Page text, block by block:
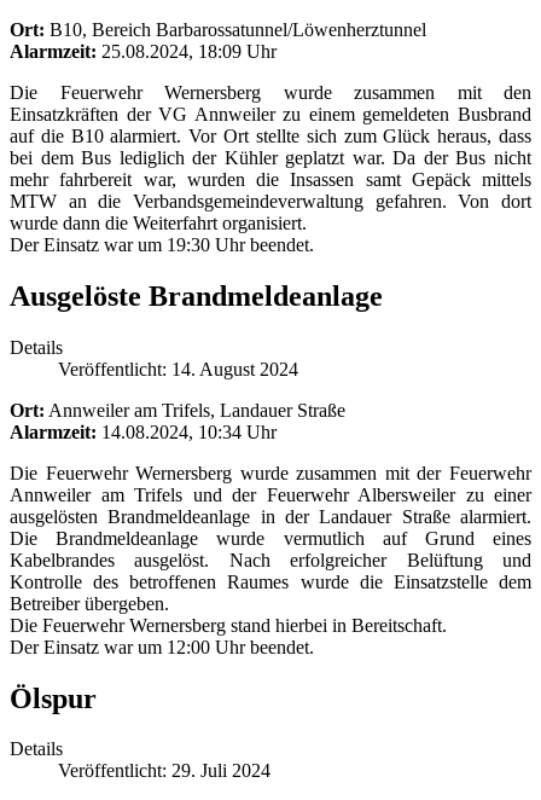
Ort: B10, Bereich Barbarossatunnel/Löwenherztunnel
Alarmzeit: 25.08.2024, 18:09 Uhr
Die Feuerwehr Wernersberg wurde zusammen mit den
Einsatzkräften der VG Annweiler zu einem gemeldeten Busbrand
auf die B10 alarmiert. Vor Ort stellte sich zum Glück heraus, dass
bei dem Bus lediglich der Kühler geplatzt war. Da der Bus nicht
mehr fahrbereit war, wurden die Insassen samt Gepäck mittels
MTW an die Verbandsgemeindeverwaltung gefahren. Von dort
wurde dann die Weiterfahrt organisiert.
Der Einsatz war um 19:30 Uhr beendet.
Ausgelöste Brandmeldeanlage
Details
Veröffentlicht: 14. August 2024
Ort: Annweiler am Trifels, Landauer Straße
Alarmzeit: 14.08.2024, 10:34 Uhr
Die Feuerwehr Wernersberg wurde zusammen mit der Feuerwehr
Annweiler am Trifels und der Feuerwehr Albersweiler zu einer
ausgelösten Brandmeldeanlage in der Landauer Straße alarmiert.
Die Brandmeldeanlage wurde vermutlich auf Grund eines
Kabelbrandes ausgelöst. Nach erfolgreicher Belüftung und
Kontrolle des betroffenen Raumes wurde die Einsatzstelle dem
Betreiber übergeben.
Die Feuerwehr Wernersberg stand hierbei in Bereitschaft.
Der Einsatz war um 12:00 Uhr beendet.
Ölspur
Details
Veröffentlicht: 29. Juli 2024